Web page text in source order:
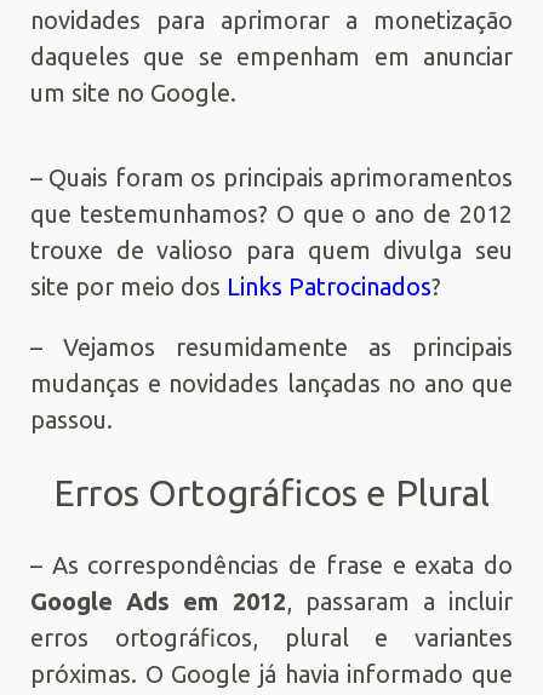
novidades para aprimorar a monetização
daqueles que se empenham em anunciar
um site no Google.
– Quais foram os principais aprimoramentos
que testemunhamos? O que o ano de 2012
trouxe de valioso para quem divulga seu
site por meio dos Links Patrocinados?
– Vejamos resumidamente as principais
mudanças e novidades lançadas no ano que
passou.
Erros Ortográficos e Plural
– As correspondências de frase e exata do
Google Ads em 2012, passaram a incluir
erros ortográficos, plural e variantes
próximas. O Google já havia informado que